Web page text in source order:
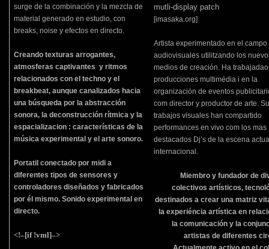
surge de la combinación y la mezcla de
material generado en estudio, con
breaks, noise y efectos en directo.
Creando texturas arrogantes,
atmosferas captivantes y ritmos
relacionados con el techno y el
breakbeat, aunque canalizados hacia
una búsqueda por la abstracción
sonora, la deconstrucción rítmica y la
espacializacion : características de la
música experimental y el arte sonoro.
Portatil conectado por midi a
diferentes tipos de sensores y
controladores diseñados y fabricados
por él mismo. Sonido experimental en
directo.
<!–[if !vml]–>
mutli-display patch
[imasaka.org]
Artista experimentado en el campo
audiovisuales utilitzando los
medios de creación. Ha
producciones multimédia i en la
organización de eventos
com director y productor de arte.
trabajos visuales han compartido
performances en vivo com los mas
destacados Dj’s de la escena
internacional.
Miembro y fundador de
colectivos artísticos,
destinados a crear una matriz
la experiéncia artística en
la comunicación y la
artistas de diferentes